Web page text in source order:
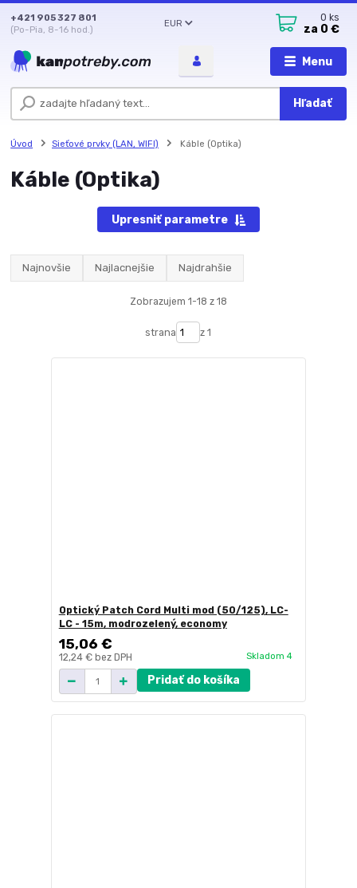
Menu
EUR
Hľadať
+421 905 327 801
(Po-Pia, 8-16 hod.)
0 ks
za 0 €
Úvod Sieťové prvky (LAN, WIFI) Káble (Optika)
Káble (Optika)
Upresniť parametre
Najnovšie Najlacnejšie Najdrahšie
Zobrazujem 1-18 z 18
strana z 1
Optický Patch Cord Multi mod (50/125), LC-
LC - 15m, modrozelený, economy
15,06 €
12,24 € bez DPH Skladom 4
Pridať do košíka